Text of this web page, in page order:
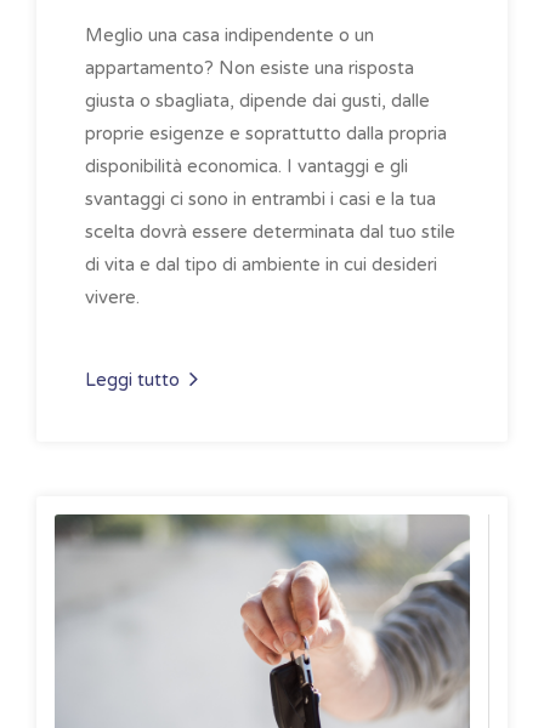
Meglio una casa indipendente o un
appartamento? Non esiste una risposta
giusta o sbagliata, dipende dai gusti, dalle
proprie esigenze e soprattutto dalla propria
disponibilità economica. I vantaggi e gli
svantaggi ci sono in entrambi i casi e la tua
scelta dovrà essere determinata dal tuo stile
di vita e dal tipo di ambiente in cui desideri
vivere.
Leggi tutto